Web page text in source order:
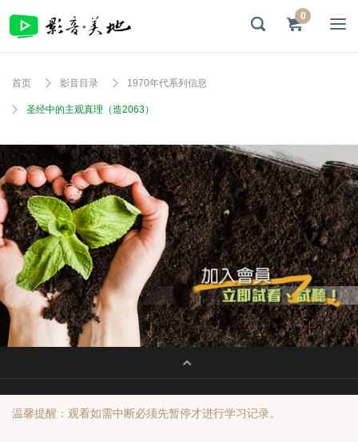
0
首页 影音目录 1970年代系列信息
圣经中的主观真理（造2063）
温馨提醒：观看如需中断必须先暂停才进行学习记录。